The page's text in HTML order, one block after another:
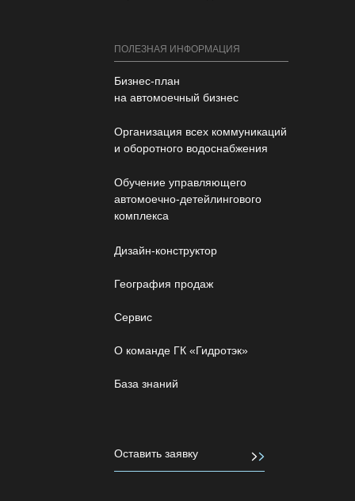
Организация всех коммуникаций
и оборотного водоснабжения
Обучение управляющего
автомоечно-детейлингового
комплекса
Сервис
Бизнес-план
на автомоечный бизнес
ПОЛЕЗНАЯ ИНФОРМАЦИЯ
Оставить заявку
География продаж
Дизайн-конструктор
О команде ГК «Гидротэк»
База знаний